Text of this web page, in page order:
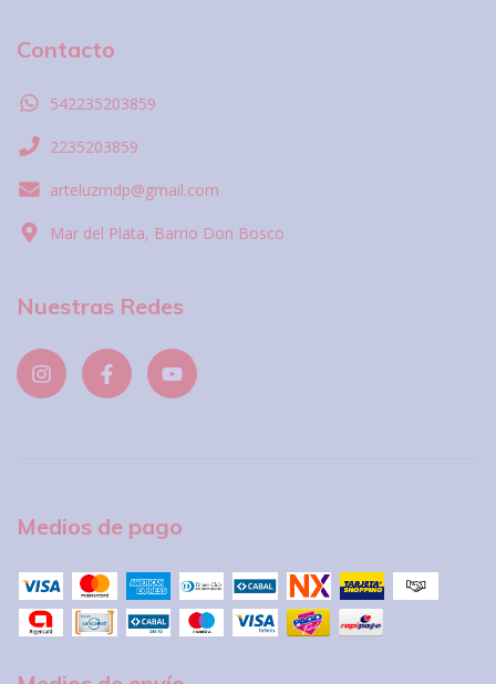
Contacto
542235203859
2235203859
arteluzmdp@gmail.com
Mar del Plata, Barrio Don Bosco
Nuestras Redes
Medios de pago